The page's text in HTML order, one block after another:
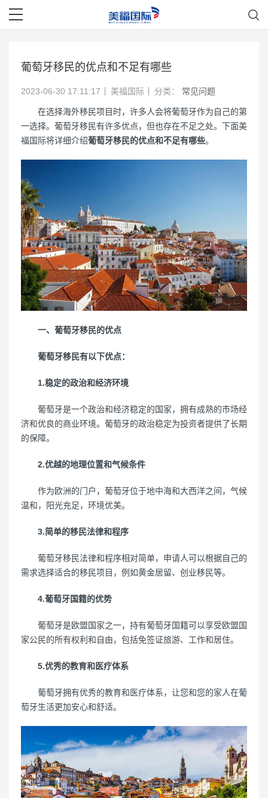
葡萄牙移民的优点和不足有哪些
2023-06-30 17:11:17 美福国际 分类： 常见问题
在选择海外移民项目时，许多人会将葡萄牙作为自己的第
一选择。葡萄牙移民有许多优点，但也存在不足之处。下面美
福国际将详细介绍葡萄牙移民的优点和不足有哪些。
一、葡萄牙移民的优点
葡萄牙移民有以下优点：
1.稳定的政治和经济环境
葡萄牙是一个政治和经济稳定的国家，拥有成熟的市场经
济和优良的商业环境。葡萄牙的政治稳定为投资者提供了长期
的保障。
2.优越的地理位置和气候条件
作为欧洲的门户，葡萄牙位于地中海和大西洋之间，气候
温和，阳光充足，环境优美。
3.简单的移民法律和程序
葡萄牙移民法律和程序相对简单，申请人可以根据自己的
需求选择适合的移民项目，例如黄金居留、创业移民等。
4.葡萄牙国籍的优势
葡萄牙是欧盟国家之一，持有葡萄牙国籍可以享受欧盟国
家公民的所有权利和自由，包括免签证旅游、工作和居住。
5.优秀的教育和医疗体系
葡萄牙拥有优秀的教育和医疗体系，让您和您的家人在葡
萄牙生活更加安心和舒适。